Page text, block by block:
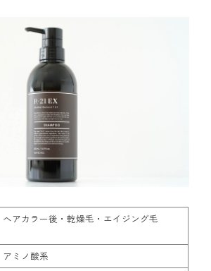
ヘアカラー後・乾燥毛・エイジング毛
アミノ酸系